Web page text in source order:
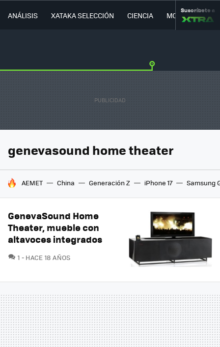
ANÁLISIS XATAKA SELECCIÓN CIENCIA MOVILIDAD
Suscríbete a
genevasound home theater
HOY SE HABLA DE
AEMET China Generación Z iPhone 17 Samsung
GenevaSound Home
Theater, mueble con
altavoces integrados
1 COMENTARIOS
HACE 18 AÑOS